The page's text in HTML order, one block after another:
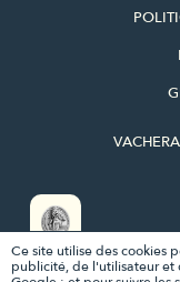
Ce site utilise des cookies
publicité, de l'utilisateur et